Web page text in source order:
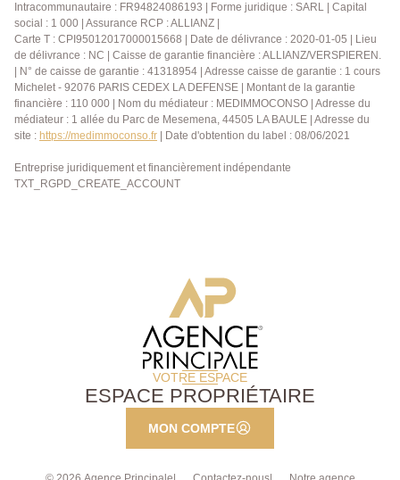
Intracommunautaire : FR94824086193 | Forme juridique : SARL | Capital
social : 1 000 | Assurance RCP : ALLIANZ |
Carte T : CPI95012017000015668 | Date de délivrance : 2020-01-05 | Lieu
de délivrance : NC | Caisse de garantie financière : ALLIANZ/VERSPIEREN.
| N° de caisse de garantie : 41318954 | Adresse caisse de garantie : 1 cours
Michelet - 92076 PARIS CEDEX LA DEFENSE | Montant de la garantie
financière : 110 000 | Nom du médiateur : MEDIMMOCONSO | Adresse du
médiateur : 1 allée du Parc de Mesemena, 44505 LA BAULE | Adresse du
site : https://medimmoconso.fr | Date d'obtention du label : 08/06/2021
Entreprise juridiquement et financièrement indépendante
TXT_RGPD_CREATE_ACCOUNT
VOTRE ESPACE
ESPACE PROPRIÉTAIRE
MON COMPTE